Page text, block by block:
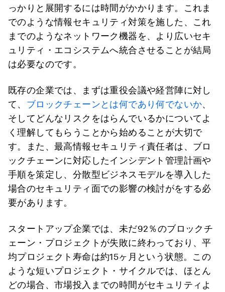
っかりと展開するには時間がかかります。これま
でのような情報セキュリティ対策を施した、これ
までのようなネットワーク機器を、より広いセキ
ュリティ・エコシステムへ統合させることが結局
は必要なのです。
既存の企業では、まずは重役会議や経営陣に対し
て、 ブロックチェーンとは何であり何でないか、
そしてどんなリスクをはらんでいるかについてよ
く理解してもらうことから始めることが大切で
す。また、最高情報セキュリティ責任者は、ブロ
ックチェーンに対応したインシデント管理計画や
手順を策定し、分散型ビジネスモデルを導入した
場合のセキュリティ面での影響の検討がをする必
要があります。
スタートアップ企業では、未だ92％のブロックチ
ェーン・プロジェクトが失敗に終わっており、平
均プロジェクト寿命は約15ヶ月という状態。この
ような短いプロジェクト・サイクルでは、ほとん
どの場合、市場投入までの時間がセキュリティよ